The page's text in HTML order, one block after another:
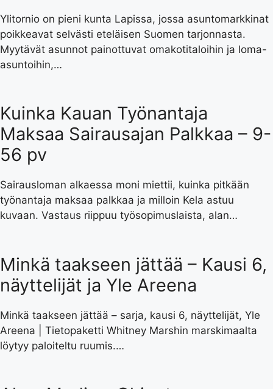
Ylitornio on pieni kunta Lapissa, jossa asuntomarkkinat
poikkeavat selvästi eteläisen Suomen tarjonnasta.
Myytävät asunnot painottuvat omakotitaloihin ja loma-
asuntoihin,…
Kuinka Kauan Työnantaja
Maksaa Sairausajan Palkkaa – 9-
56 pv
Sairausloman alkaessa moni miettii, kuinka pitkään
työnantaja maksaa palkkaa ja milloin Kela astuu
kuvaan. Vastaus riippuu työsopimuslaista, alan…
Minkä taakseen jättää – Kausi 6,
näyttelijät ja Yle Areena
Minkä taakseen jättää – sarja, kausi 6, näyttelijät, Yle
Areena | Tietopaketti Whitney Marshin marskimaalta
löytyy paloiteltu ruumis.…